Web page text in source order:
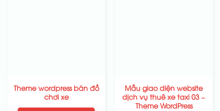
Theme wordpress bán đồ
chơi xe
Mẫu giao diện website
dịch vụ thuê xe taxi 03 –
Theme WordPress